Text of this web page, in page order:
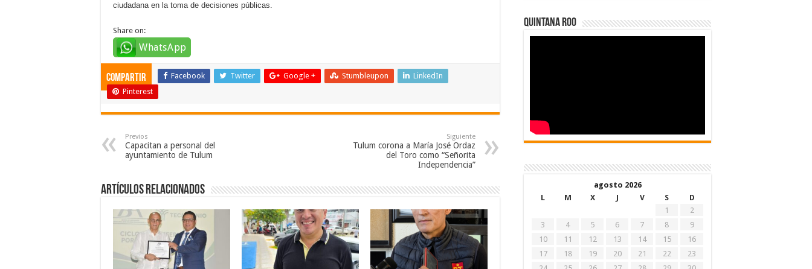
ciudadana en la toma de decisiones públicas.
Share on:
WhatsApp
compartir Facebook Twitter Google + Stumbleupon
LinkedIn
Pinterest
Previos
Capacitan a personal del
ayuntamiento de Tulum
Siguiente
Tulum corona a María José Ordaz
del Toro como “Señorita
Independencia”
Artículos relacionados
Quintana Roo
agosto 2026
L
M X J V S
D
1
2
3
4 5 6 7 8
9
10
11 12 13 14 15
16
17
18 19 20 21 22
23